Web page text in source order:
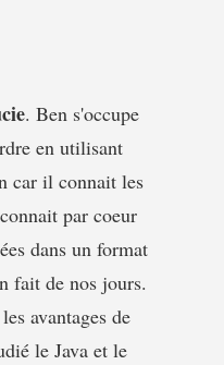
. Ben s'occupe
en utilisant
car il connait les
par coeur
dans un format
fait de nos jours.
avantages de
le Java et le